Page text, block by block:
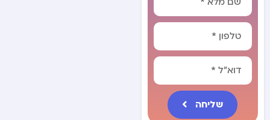
שליחה